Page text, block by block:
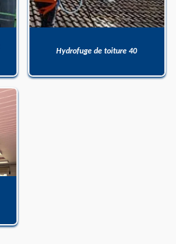
Hydrofuge de toiture 40